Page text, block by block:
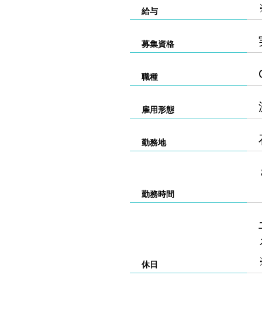
給与
募集資格
職種
雇用形態
勤務地
勤務時間
休日